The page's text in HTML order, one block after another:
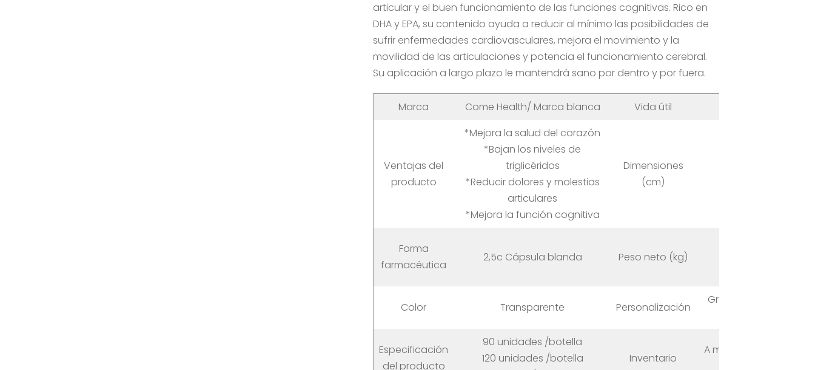
articular y el buen funcionamiento de las funciones cognitivas. Rico en
DHA y EPA, su contenido ayuda a reducir al mínimo las posibilidades de
sufrir enfermedades cardiovasculares, mejora el movimiento y la
movilidad de las articulaciones y potencia el funcionamiento cerebral.
Su aplicación a largo plazo le mantendrá sano por dentro y por fuera.
Marca Come Health/ Marca blanca Vida útil
Ventajas del
producto
*Mejora la salud del corazón
*Bajan los niveles de
triglicéridos
*Reducir dolores y molestias
articulares
*Mejora la función cognitiva
Dimensiones
(cm)
Forma
farmacéutica
2,5c Cápsula blanda Peso neto (kg)
Color Transparente Personalización
Gráfico, Logotipo,
Especificación
del producto
90 unidades /botella
120 unidades /botella
Inventario
A medida, Fuera de